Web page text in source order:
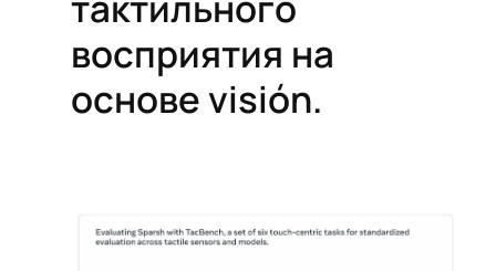
восприятия на
основе visión.